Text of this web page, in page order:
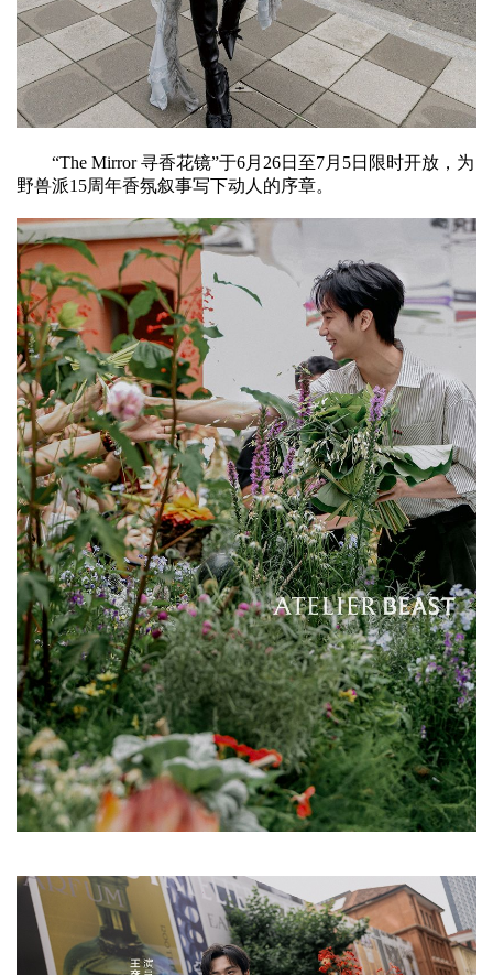
“The Mirror 寻香花镜”于6月26日至7月5日限时开放，为
野兽派15周年香氛叙事写下动人的序章。